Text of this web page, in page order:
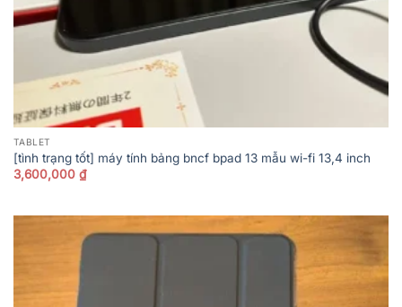
TABLET
[tình trạng tốt] máy tính bảng bncf bpad 13 mẫu wi-fi 13,4 inch
3,600,000 ₫